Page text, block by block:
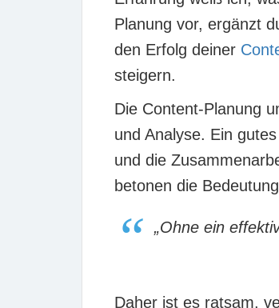
Planung vor, ergänzt
den Erfolg deiner
steigern.
Die Content-Planung
und Analyse. Ein
und die
betonen die
„Ohne ein
Daher ist es ratsam,